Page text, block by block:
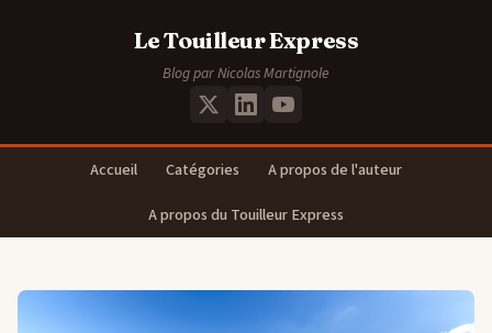
Le Touilleur Express
Blog par Nicolas Martignole
Accueil Catégories
A propos de l'auteur
A propos du Touilleur Express